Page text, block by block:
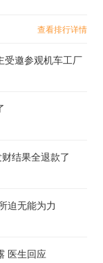
查看排行详情
受邀参观机车工厂
结果全退款了
迫无能为力
医生回应